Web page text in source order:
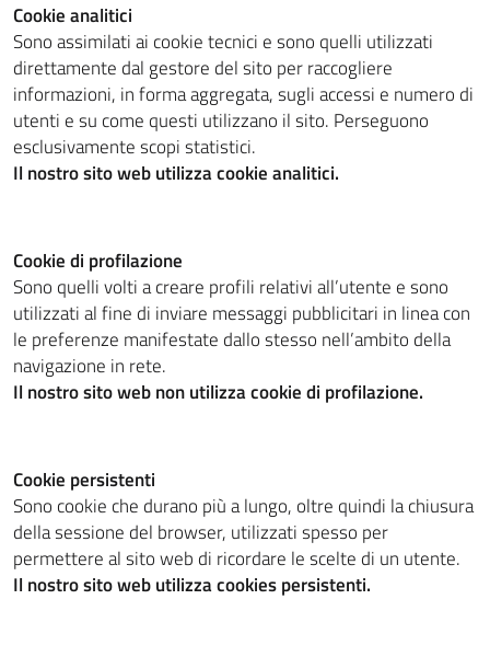
Cookie analitici
Sono assimilati ai cookie tecnici e sono quelli utilizzati
direttamente dal gestore del sito per raccogliere
informazioni, in forma aggregata, sugli accessi e numero di
utenti e su come questi utilizzano il sito. Perseguono
esclusivamente scopi statistici.
Il nostro sito web utilizza cookie analitici.
Cookie di profilazione
Sono quelli volti a creare profili relativi all’utente e sono
utilizzati al fine di inviare messaggi pubblicitari in linea con
le preferenze manifestate dallo stesso nell’ambito della
navigazione in rete.
Il nostro sito web non utilizza cookie di profilazione.
Cookie persistenti
Sono cookie che durano più a lungo, oltre quindi la chiusura
della sessione del browser, utilizzati spesso per
permettere al sito web di ricordare le scelte di un utente.
Il nostro sito web utilizza cookies persistenti.